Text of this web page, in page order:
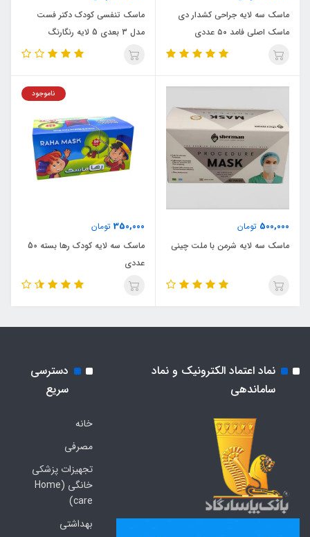
ماسک سه لایه جراحی کشدار دی
ماسک اصلی فامد ۵۰ عددی
ماسک تنفسی کودک دکتر فست
مدل 3 بعدی 5 لایه رنگارنگ
500,000 تومان
ماسک سه لایه شرمن با ملت چینی
350,000 تومان
ناموجود
ماسک سه لایه کودک رها بسته 50
عددی
نماد اعتماد الکترونیک و نماد
ساماندهی
دسترسی
سریع
خانه
مصرفی
تجهیزات پزشکی
خانگی (Home
care)
بهداشتی